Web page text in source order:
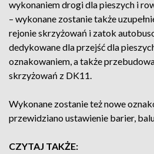
wykonaniem drogi dla pieszych i
– wykonane zostanie także
rejonie skrzyżowań i zatok
dedykowane dla przejść dla
oznakowaniem, a także
skrzyżowań z DK11.
Wykonane zostanie też nowe
przewidziano ustawienie barier,
CZYTAJ TAKŻE: